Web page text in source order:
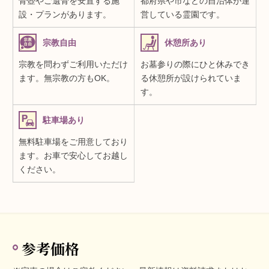
設・プランがあります。
営している霊園です。
宗教自由
宗教を問わずご利用いただけ
ます。無宗教の方もOK。
休憩所あり
お墓参りの際にひと休みでき
る休憩所が設けられていま
す。
駐車場あり
無料駐車場をご用意しており
ます。お車で安心してお越し
ください。
参考価格